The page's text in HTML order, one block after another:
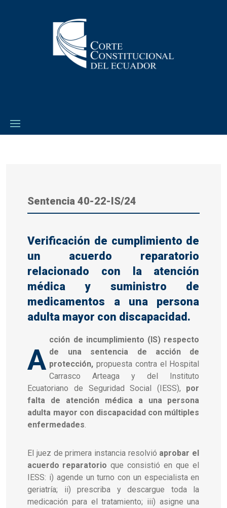
Sentencia40-22-IS/24
Verificación de cumplimiento de
un acuerdo reparatorio
relacionado con la atención
médica y suministro de
medicamentos a una persona
adulta mayor con discapacidad.
A
cción de incumplimiento (IS) respecto
de una sentencia de acción de
protección, propuesta contra el Hospital
Carrasco Arteaga y del Instituto
Ecuatoriano de Seguridad Social (IESS), por
falta de atención médica a una persona
adulta mayor con discapacidad con múltiples
enfermedades.
El juez de primera instancia resolvió aprobar el
acuerdo reparatorio que consistió en que el
IESS: i) agende un turno con un especialista en
geriatría; ii) prescriba y descargue toda la
medicación para el tratamiento; iii) asigne una